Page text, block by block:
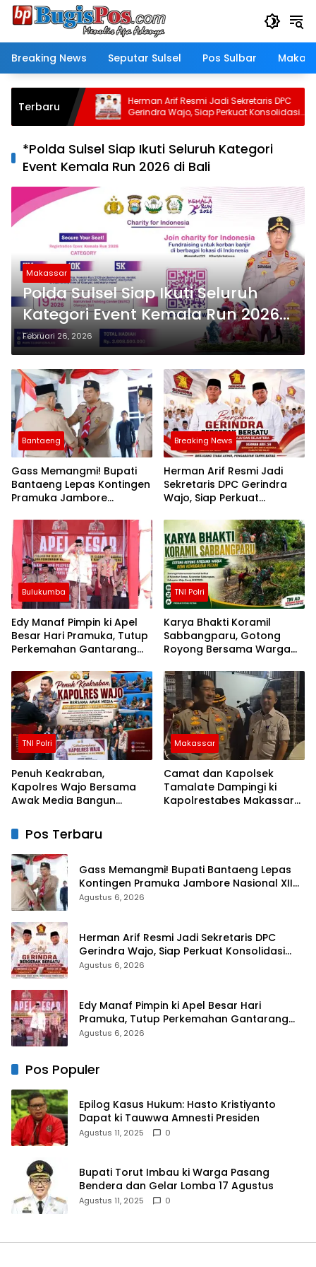
Langsung
Breaking News
Seputar Sulsel Pos Sulbar
Terbaru
Herman Arif Resmi Jadi Sekretaris DPC
Gerindra Wajo, Siap Perkuat Konsolidasi
Partai
*Polda Sulsel Siap Ikuti Seluruh Kategori
Event Kemala Run 2026 di Bali
Makassar
Polda Sulsel Siap Ikuti Seluruh
Kategori Event Kemala Run 2026
di Bali, Ini Kategorinya
Februari 26, 2026
Bantaeng
Gass Memangmi! Bupati
Bantaeng Lepas Kontingen
Pramuka Jambore
Breaking News
Herman Arif Resmi Jadi
Sekretaris DPC Gerindra
Wajo, Siap Perkuat
Bulukumba
Edy Manaf Pimpin ki Apel
Besar Hari Pramuka, Tutup
Perkemahan Gantarang
Jamnas XII 2026
TNI Polri
Karya Bhakti Koramil
Sabbangparu, Gotong
Royong Bersama Warga
TNI Polri
Penuh Keakraban,
Kapolres Wajo Bersama
Awak Media Bangun
Makassar
Camat dan Kapolsek
Tamalate Dampingi ki
Kapolrestabes Makassar
Pos Terbaru
Gass Memangmi! Bupati Bantaeng Lepas
Kontingen Pramuka Jambore Nasional XII
Tahun 2026
Agustus 6, 2026
Herman Arif Resmi Jadi Sekretaris DPC
Gerindra Wajo, Siap Perkuat Konsolidasi
Partai
Agustus 6, 2026
Edy Manaf Pimpin ki Apel Besar Hari
Pramuka, Tutup Perkemahan Gantarang
dan Lepas Kontingen Jamnas XII 2026
Agustus 6, 2026
Pos Populer
Epilog Kasus Hukum: Hasto Kristiyanto
Dapat ki Tauwwa Amnesti Presiden
Agustus 11, 2025 0
Bupati Torut Imbau ki Warga Pasang
Bendera dan Gelar Lomba 17 Agustus
Agustus 11, 2025 0